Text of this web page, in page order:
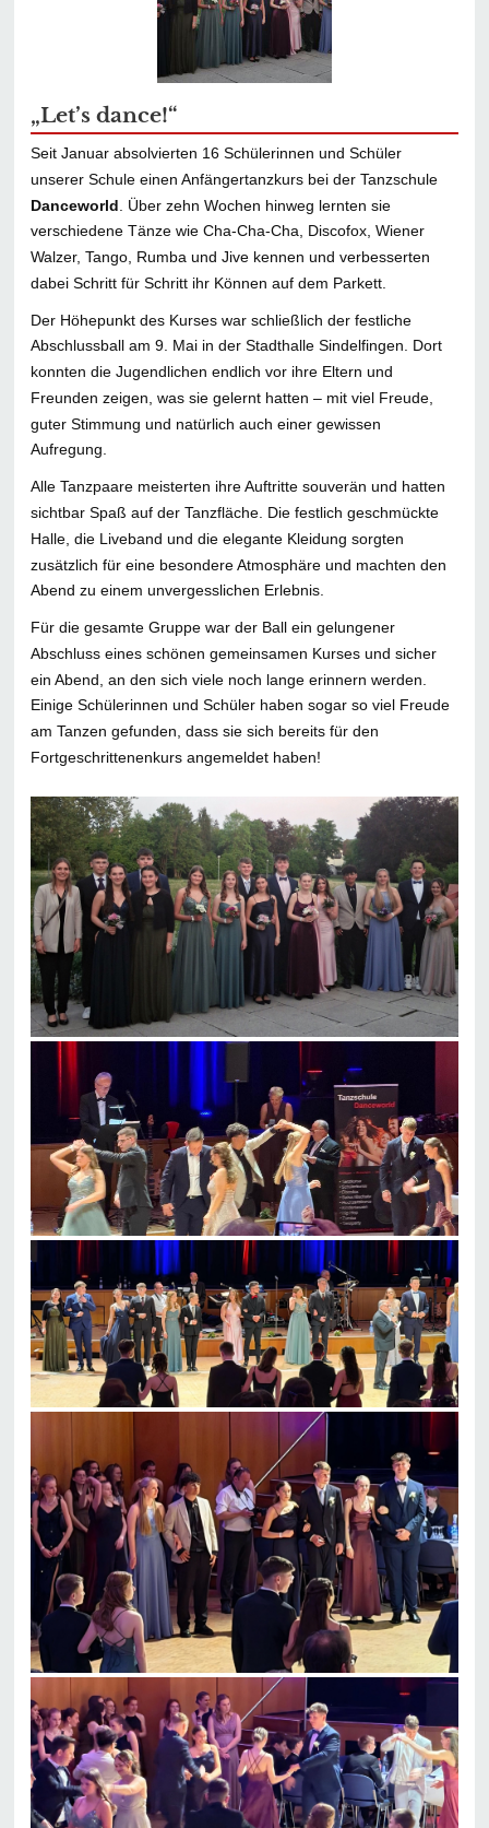
„Let’s dance!“
Seit Januar absolvierten 16 Schülerinnen und Schüler
unserer Schule einen Anfängertanzkurs bei der Tanzschule
Danceworld . Über zehn Wochen hinweg lernten sie
verschiedene Tänze wie Cha-Cha-Cha, Discofox, Wiener
Walzer, Tango, Rumba und Jive kennen und verbesserten
dabei Schritt für Schritt ihr Können auf dem Parkett.
Der Höhepunkt des Kurses war schließlich der festliche
Abschlussball am 9. Mai in der Stadthalle Sindelfingen. Dort
konnten die Jugendlichen endlich vor ihre Eltern und
Freunden zeigen, was sie gelernt hatten – mit viel Freude,
guter Stimmung und natürlich auch einer gewissen
Aufregung.
Alle Tanzpaare meisterten ihre Auftritte souverän und hatten
sichtbar Spaß auf der Tanzfläche. Die festlich geschmückte
Halle, die Liveband und die elegante Kleidung sorgten
zusätzlich für eine besondere Atmosphäre und machten den
Abend zu einem unvergesslichen Erlebnis.
Für die gesamte Gruppe war der Ball ein gelungener
Abschluss eines schönen gemeinsamen Kurses und sicher
ein Abend, an den sich viele noch lange erinnern werden.
Einige Schülerinnen und Schüler haben sogar so viel Freude
am Tanzen gefunden, dass sie sich bereits für den
Fortgeschrittenenkurs angemeldet haben!